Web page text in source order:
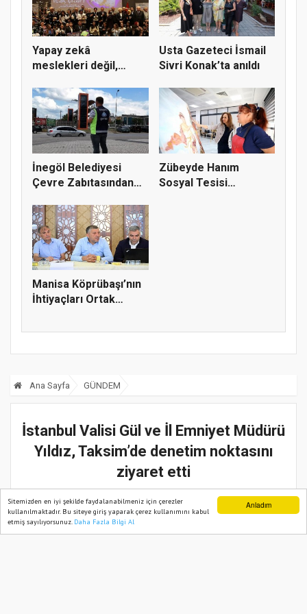
Anladım
Sitemizden en iyi şekilde faydalanabilmeniz için çerezler
kullanılmaktadır. Bu siteye giriş yaparak çerez kullanımını kabul
etmiş sayılıyorsunuz. Daha Fazla Bilgi Al
Yapay zekâ
meslekleri değil,
Usta Gazeteci İsmail
Sivri Konak’ta anıldı
İnegöl Belediyesi
Çevre Zabıtasından
Zübeyde Hanım
Sosyal Tesisi
Manisa Köprübaşı’nın
İhtiyaçları Ortak
Ana Sayfa GÜNDEM
İstanbul Valisi Gül ve İl Emniyet Müdürü
Yıldız, Taksim’de denetim noktasını
ziyaret etti
01 Ocak, 2025, Çarşamba 05:30
Ana Sayfa Web TV